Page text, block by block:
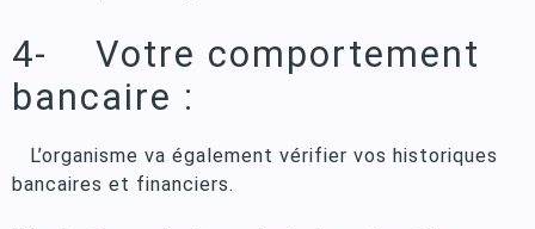
4- Votre comportement
bancaire :
L’organisme va également vérifier vos historiques
bancaires et financiers.